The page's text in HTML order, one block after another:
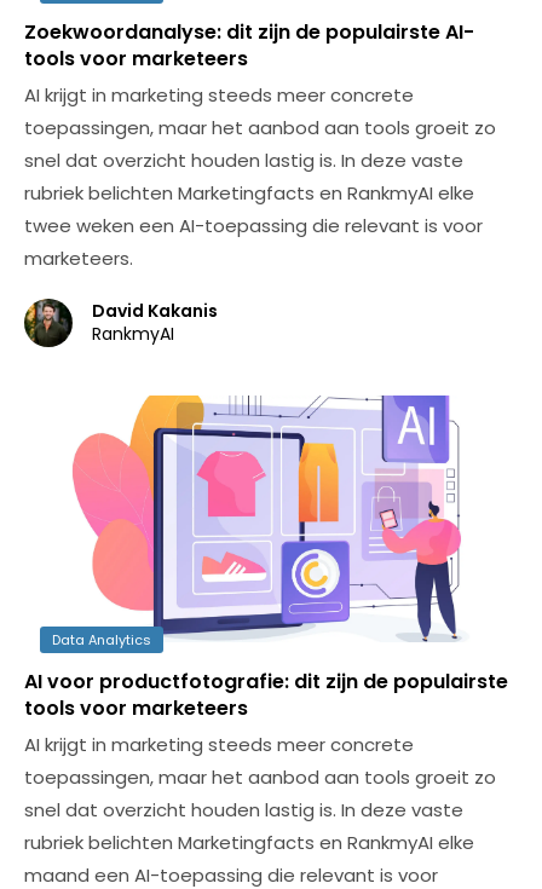
Zoekwoordanalyse: dit zijn de populairste AI-
tools voor marketeers
AI krijgt in marketing steeds meer concrete
toepassingen, maar het aanbod aan tools groeit zo
snel dat overzicht houden lastig is. In deze vaste
rubriek belichten Marketingfacts en RankmyAI elke
twee weken een AI-toepassing die relevant is voor
marketeers.
David Kakanis
RankmyAI
Data Analytics
AI voor productfotografie: dit zijn de populairste
tools voor marketeers
AI krijgt in marketing steeds meer concrete
toepassingen, maar het aanbod aan tools groeit zo
snel dat overzicht houden lastig is. In deze vaste
rubriek belichten Marketingfacts en RankmyAI elke
maand een AI-toepassing die relevant is voor